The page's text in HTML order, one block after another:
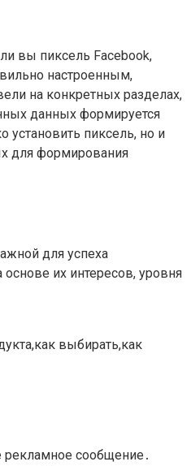
вы пиксель Facebook,
настроенным,
на конкретных разделах,
данных формируется
пиксель, но и
для формирования
для успеха
их интересов, уровня
выбирать,как
рекламное сообщение․